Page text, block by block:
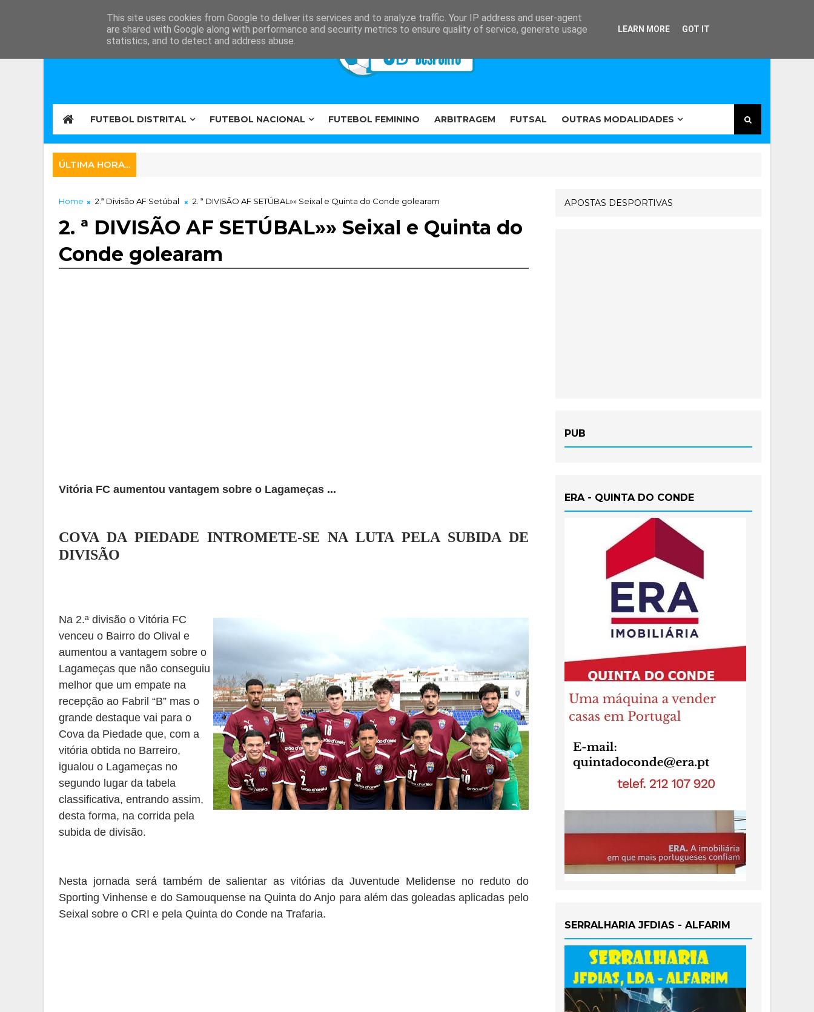
FUTEBOL DISTRITAL FUTEBOL NACIONAL FUTEBOL FEMININO ARBITRAGEM FUTSAL OUTRAS MODALIDADES
ÚLTIMA HORA...
Home 2.ª Divisão AF Setúbal 2. ª DIVISÃO AF SETÚBAL»» Seixal e Quinta do Conde golearam
2. ª DIVISÃO AF SETÚBAL»» Seixal e Quinta do
Conde golearam
Vitória FC aumentou vantagem sobre o Lagameças ...
COVA DA PIEDADE INTROMETE-SE NA LUTA PELA SUBIDA DE
DIVISÃO
Na 2.ª divisão o Vitória FC
venceu o Bairro do Olival e
aumentou a vantagem sobre o
Lagameças que não conseguiu
melhor que um empate na
recepção ao Fabril “B” mas o
grande destaque vai para o
Cova da Piedade que, com a
vitória obtida no Barreiro,
igualou o Lagameças no
segundo lugar da tabela
classificativa, entrando assim,
desta forma, na corrida pela
subida de divisão.
Nesta jornada será também de salientaras vitórias da Juventude Melidense no reduto do
Sporting Vinhense e do Samouquense na Quinta do Anjo para além das goleadasaplicadas pelo
Seixal sobre o CRI e pela Quinta do Conde na Trafaria.
APOSTAS DESPORTIVAS
PUB
ERA - QUINTA DO CONDE
SERRALHARIA JFDIAS - ALFARIM
This site uses cookies from Google to deliver its services and to analyze traffic. Your IP address and user-agent
are shared with Google along with performance and security metrics to ensure quality of service, generate usage
statistics, and to detect and address abuse.
LEARN MORE GOT IT